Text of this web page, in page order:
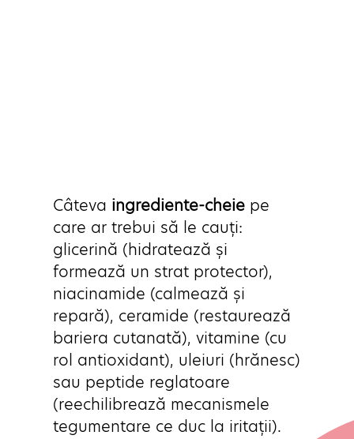
Câteva ingrediente-cheie pe
care ar trebui să le cauți:
glicerină (hidratează și
formează un strat protector),
niacinamide (calmează și
repară), ceramide (restaurează
bariera cutanată), vitamine (cu
rol antioxidant), uleiuri (hrănesc)
sau peptide reglatoare
(reechilibrează mecanismele
tegumentare ce duc la iritații).